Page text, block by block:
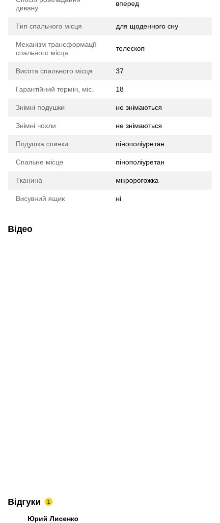
дивану
вперед
Тип спального місця для щоденного сну
Механізм трансформації
спального місця
телескоп
Висота спального місця 37
Гарантійний термін, міс. 18
Знімні подушки не знімаються
Знімні чохли не знімаються
Подушка спинки пінополіуретан
Спальне місце пінополіуретан
Тканина мікророгожка
Висувний ящик ні
Відео
Відгуки 1
Юрий Лисенко